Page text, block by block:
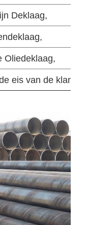
Deklaag,
Oliedeklaag,
eis van de klant.